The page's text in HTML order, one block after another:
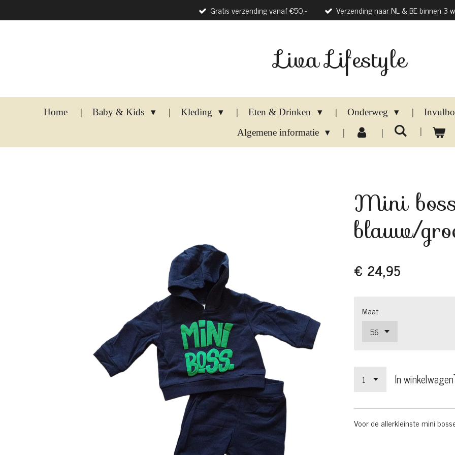
direct
Gratis verzending vanaf €50,- Verzending naar NL & BE binnen 3
Liva Lifestyle
Home Baby & Kids Kleding Eten & Drinken Onderweg
Algemene informatie
Mini
blauw/
€ 24,95
Maat
In winkelwagen
Voor de allerkleinste mini